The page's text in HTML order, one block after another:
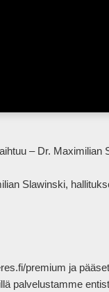
Slawinski,
premium ja
palvelustamme